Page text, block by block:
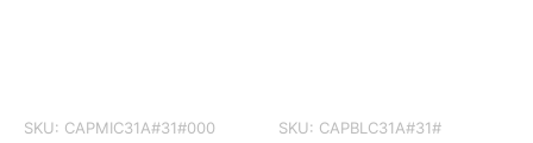
SKU: CAPMIC31A#31#000 SKU: CAPBLC31A#31#